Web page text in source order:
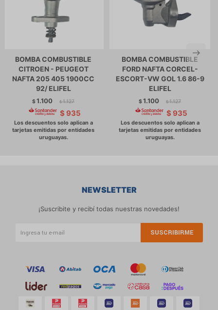
BOMBA COMBUSTIBLE
CITROEN - PEUGEOT
NAFTA 205 405 1900CC
92/ ELIFEL
$1.100 $ 1.127
$ 935
BOMBA COMBUSTIBLE
FORD NAFTA CORCEL-
ESCORT-VW GOL 1.6 86-9
ELIFEL
$1.100 $ 1.127
$ 935
NEWSLETTER
¡Suscribite y recibí todas nuestras novedades!
SUSCRIBIRME